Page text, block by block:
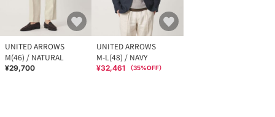
UNITED ARROWS
M(46) / NATURAL
¥29,700
UNITED ARROWS
M-L(48) / NAVY
¥32,461 （35%OFF）